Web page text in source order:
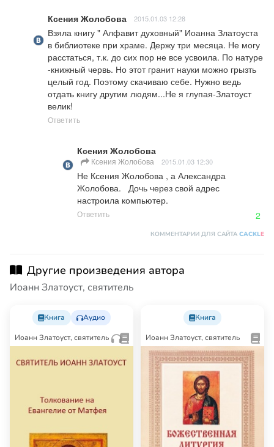
Ксения Жолобова 2015.01.03 12:28
Взяла книгу " Алфавит духовный" Иоанна Златоуста
в библиотеке при храме. Держу три месяца. Не могу
расстаться, т.к. до сих пор не все усвоила. По натуре
-книжный червь. Но этот гранит науки можно грызть
целый год. Поэтому скачиваю себе. Нужно ведь
отдать книгу другим людям...Не я глупая-Златоуст
велик!
Ответить
Ксения Жолобова
Ксения Жолобова 2015.01.03 12:30
Не Ксения Жолобова , а Александра
Жолобова.   Дочь через свой адрес
настроила компьютер.
Ответить 2
КОММЕНТАРИИ ДЛЯ САЙТА CACKLE
Другие произведения автора
Иоанн Златоуст, святитель
Книга Аудио
Иоанн Златоуст, святитель
Книга
Иоанн Златоуст, святитель